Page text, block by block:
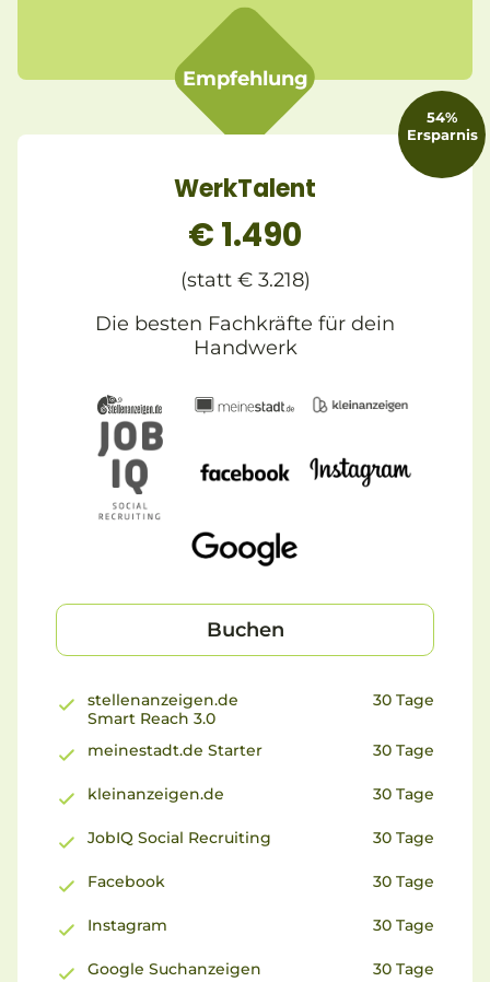
Empfehlung
WerkTalent
€ 1.490
(statt € 3.218)
Die besten Fachkräfte für dein
Handwerk
Buchen
stellenanzeigen.de
Smart Reach 3.0
30 Tage
meinestadt.de Starter 30 Tage
kleinanzeigen.de 30 Tage
JobIQ Social Recruiting 30 Tage
Facebook 30 Tage
Instagram 30 Tage
Google Suchanzeigen 30 Tage
54%
Ersparnis